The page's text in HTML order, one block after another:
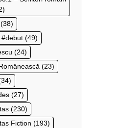
(38)
debut (49)
(24)
(23)
(27)
(230)
Fiction (193)